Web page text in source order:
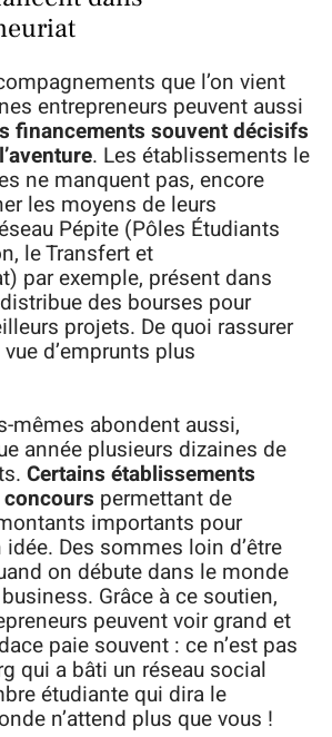
que l’on vient
entrepreneurs peuvent aussi
financements souvent décisifs
. Les établissements le
ne manquent pas, encore
les moyens de leurs
Pépite (Pôles Étudiants
le Transfert et
par exemple, présent dans
des bourses pour
projets. De quoi rassurer
d’emprunts plus
mêmes abondent aussi,
année plusieurs dizaines de
Certains établissements
permettant de
importants pour
Des sommes loin d’être
on débute dans le monde
Grâce à ce soutien,
peuvent voir grand et
paie souvent : ce n’est pas
qui a bâti un réseau social
étudiante qui dira le
n’attend plus que vous !